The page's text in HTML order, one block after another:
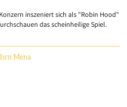
inszeniert sich als "Robin Hood"
das scheinheilige Spiel.
Mena